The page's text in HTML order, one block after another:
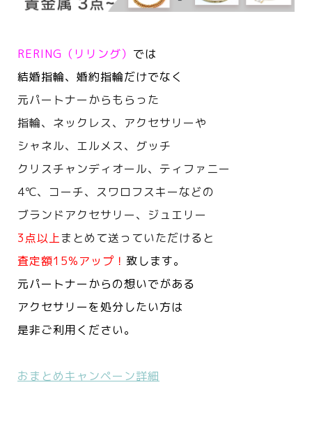
RERING（リリング） では
結婚指輪、婚約指輪だけでなく
元パートナーからもらった
指輪、ネックレス、アクセサリーや
シャネル、エルメス、 グッチ
クリスチャンディオール、ティファニー
4℃、コーチ、スワロフスキーなどの
ブランドアクセサリー、ジュエリー
3点以上まとめて送っていただけると
査定額15%アップ！ 致します。
元パートナーからの想いでがある
アクセサリーを処分したい方は
是非ご利用ください。
おまとめキャンペーン詳細